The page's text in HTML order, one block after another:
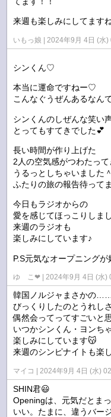
来週も楽しみにしてます
いもっ娘 2024年9月 4日 (水)
シンくん♡
本当に運命ですねー♡
こんなぐうぜんあるなん
シンくんのしぜんな笑い
とってもすてきでした💕
長い時間が作り上げた
2人の空気感がつわたって
うるっとしちゃいました
ふたりの旅の報告待って
今日もラジオからの
愛を感じてほっこりしま
来週のラジオも
楽しみにしています♪
P.S元気なオープニング
ゆ こ❤︎ 2024年9月 4日 (水)
韓国ノルジャまさかの
びっくりしたのとうれし
偶然会ってってすごいと
いつかシンくん・ヨンち
楽しみにしています😽
来週のシンピナイトも楽
マイコ 2024年9月 4日 (水)
SHIN君😃
Openingは、元気だとま
いい。たまに、違うバー